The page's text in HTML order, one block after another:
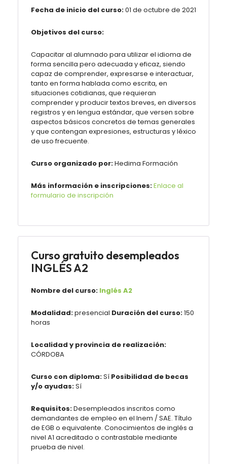
Fecha de inicio del curso:01 de octubre de 2021
Objetivos del curso:
Capacitar al alumnado para utilizar el idioma de
forma sencilla pero adecuada y eficaz, siendo
capaz de comprender, expresarse e interactuar,
tanto en forma hablada como escrita, en
situaciones cotidianas, que requieran
comprender y producir textos breves, en diversos
registros y en lengua estándar, que versen sobre
aspectos básicos concretos de temas generales
y que contengan expresiones, estructuras y léxico
de uso frecuente.
Curso organizado por:Hedima Formación
Más información e inscripciones:Enlace al
formulario de inscripción
Curso gratuito desempleados
INGLÉS A2
Nombre del curso: Inglés A2
Modalidad:presencial Duración del curso:150
horas
Localidad y provincia de realización:
CÓRDOBA
Curso con diploma:Sí Posibilidad de becas
y/o ayudas:Sí
Requisitos:Desempleados inscritos como
demandantes de empleo en el Inem / SAE. Título
de EGB o equivalente. Conocimientos de inglés a
nivel A1 acreditado o contrastable mediante
prueba de nivel.